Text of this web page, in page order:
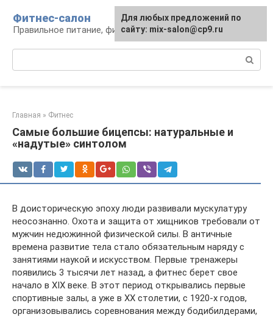
контенту
Фитнес-салон
Правильное питание, фитнес, образ жизни
Главная » Фитнес
Самые большие бицепсы: натуральные и
«надутые» синтолом
В доисторическую эпоху люди развивали мускулатуру
неосознанно. Охота и защита от хищников требовали от
мужчин недюжинной физической силы. В античные
времена развитие тела стало обязательным наряду с
занятиями наукой и искусством. Первые тренажеры
появились 3 тысячи лет назад, а фитнес берет свое
начало в XIX веке. В этот период открывались первые
спортивные залы, а уже в XX столетии, с 1920-х годов,
организовывались соревнования между бодибилдерами,
Для любых предложений по
сайту: mix-salon@cp9.ru